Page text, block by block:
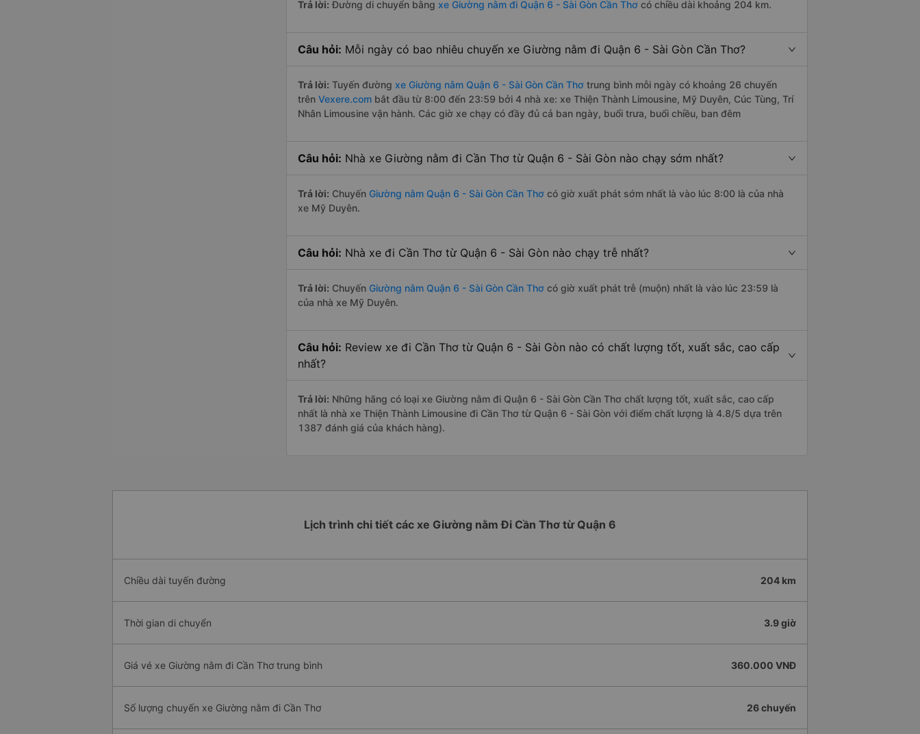
Trả lời: Đường di chuyển bằng xe Giường nằm đi Quận 6 - Sài Gòn Cần Thơ có chiều dài khoảng 204 km.
Câu hỏi: Mỗi ngày có bao nhiêu chuyến xe Giường nằm đi Quận 6 - Sài Gòn Cần Thơ?
Trả lời: Tuyến đường xe Giường nằm Quận 6 - Sài Gòn Cần Thơ trung bình mỗi ngày có khoảng 26 chuyến
trên Vexere.com bắt đầu từ 8:00 đến 23:59 bởi 4 nhà xe: xe Thiện Thành Limousine, Mỹ Duyên, Cúc Tùng, Trí
Nhân Limousine vận hành. Các giờ xe chạy có đầy đủ cả ban ngày, buổi trưa, buổi chiều, ban đêm
Câu hỏi: Nhà xe Giường nằm đi Cần Thơ từ Quận 6 - Sài Gòn nào chạy sớm nhất?
Trả lời: Chuyến Giường nằm Quận 6 - Sài Gòn Cần Thơ có giờ xuất phát sớm nhất là vào lúc 8:00 là của nhà
xe Mỹ Duyên.
Câu hỏi: Nhà xe đi Cần Thơ từ Quận 6 - Sài Gòn nào chạy trễ nhất?
Trả lời: Chuyến Giường nằm Quận 6 - Sài Gòn Cần Thơ có giờ xuất phát trễ (muộn) nhất là vào lúc 23:59 là
của nhà xe Mỹ Duyên.
Câu hỏi: Review xe đi Cần Thơ từ Quận 6 - Sài Gòn nào có chất lượng tốt, xuất sắc, cao cấp
nhất?
Trả lời: Những hãng có loại xe Giường nằm đi Quận 6 - Sài Gòn Cần Thơ chất lượng tốt, xuất sắc, cao cấp
nhất là nhà xe Thiện Thành Limousine đi Cần Thơ từ Quận 6 - Sài Gòn với điểm chất lượng là 4.8/5 dựa trên
1387 đánh giá của khách hàng).
Lịch trình chi tiết các xe Giường nằm Đi Cần Thơ từ Quận 6
Chiều dài tuyến đường 204 km
Thời gian di chuyển 3.9 giờ
Giá vé xe Giường nằm đi Cần Thơ trung bình 360.000 VNĐ
Số lượng chuyến xe Giường nằm đi Cần Thơ 26 chuyến